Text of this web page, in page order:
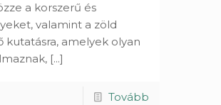
a korszerű és
valamint a zöld
kutatásra, amelyek olyan
[...]
Tovább